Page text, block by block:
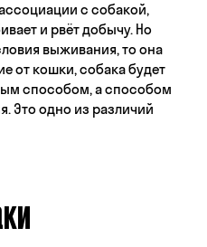
с собакой,
и рвёт добычу. Но
выживания, то она
от кошки, собака будет
способом, а способом
Это одно из различий